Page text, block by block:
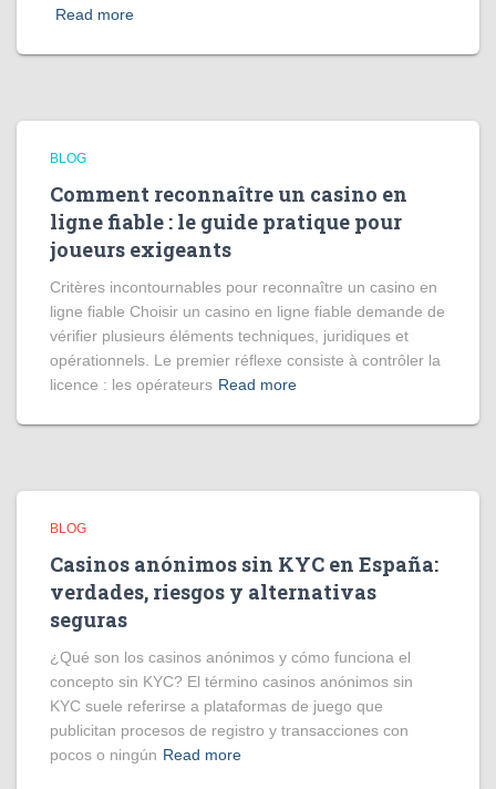
Read more
BLOG
Comment reconnaître un casino en
ligne fiable : le guide pratique pour
joueurs exigeants
Critères incontournables pour reconnaître un casino en
ligne fiable Choisir un casino en ligne fiable demande de
vérifier plusieurs éléments techniques, juridiques et
opérationnels. Le premier réflexe consiste à contrôler la
licence : les opérateurs Read more
BLOG
Casinos anónimos sin KYC en España:
verdades, riesgos y alternativas
seguras
¿Qué son los casinos anónimos y cómo funciona el
concepto sin KYC? El término casinos anónimos sin
KYC suele referirse a plataformas de juego que
publicitan procesos de registro y transacciones con
pocos o ningún Read more